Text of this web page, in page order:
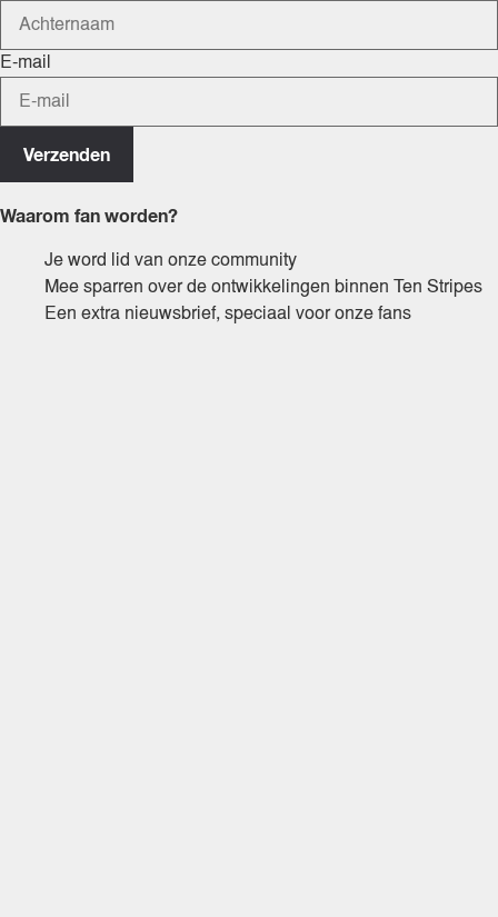
E-mail
Verzenden
Waarom fan worden?
Je word lid van onze community
Mee sparren over de ontwikkelingen binnen Ten Stripes
Een extra nieuwsbrief, speciaal voor onze fans